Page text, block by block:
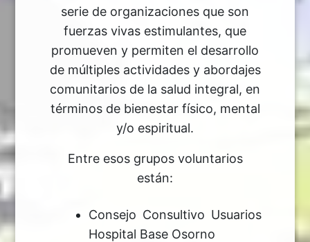
serie de organizaciones que son
fuerzas vivas estimulantes, que
promueven y permiten el desarrollo
de múltiples actividades y abordajes
comunitarios de la salud integral, en
términos de bienestar físico, mental
y/o espiritual.
Entre esos grupos voluntarios
están:
Consejo Consultivo Usuarios
Hospital Base Osorno